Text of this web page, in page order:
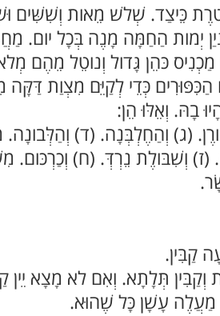
כֵּיצַד. שְׁלשׁ מֵאות וְשִׁשִּׁים
יְמות הַחַמָּה מָנֶה בְּכָל יום.
כּהֵן גָּדול וְנוטֵל מֵהֶם מְלא
כְּדֵי לְקַיֵּם מִצְוַת דַּקָּה
בָהּ. וְאֵלּוּ הֵן:
(ג) וְהַחֶלְבְּנָה. (ד)
(ז) וְשִׁבּולֶת נֵרְדְּ. (ח)
קַבִּין.
וְקַבִּין תְּלָתָא. וְאִם לא מָצָא
מַעֲלֶה עָשָׁן כָּל שֶׁהוּא.